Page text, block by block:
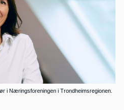
i Næringsforeningen i Trondheimsregionen.